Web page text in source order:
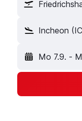
Incheon
Mo 7.9. -